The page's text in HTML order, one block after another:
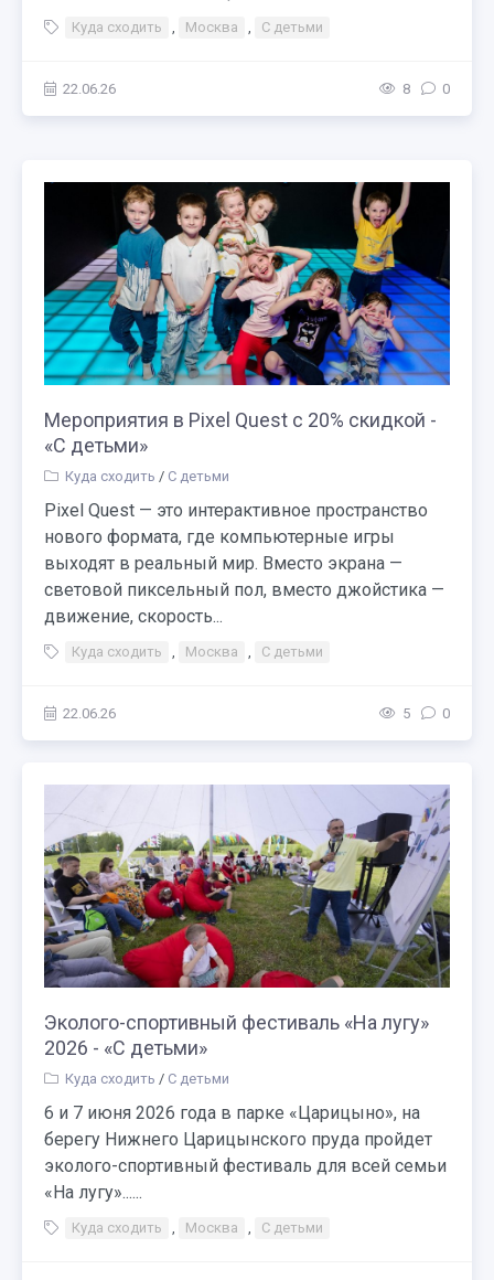
Куда сходить , Москва , С детьми
22.06.26 8 0
Мероприятия в Pixel Quest с 20% скидкой -
«С детьми»
Куда сходить / С детьми
Pixel Quest — это интерактивное пространство
нового формата, где компьютерные игры
выходят в реальный мир. Вместо экрана —
световой пиксельный пол, вместо джойстика —
движение, скорость...
Куда сходить , Москва , С детьми
22.06.26 5 0
Эколого-спортивный фестиваль «На лугу»
2026 - «С детьми»
Куда сходить / С детьми
6 и 7 июня 2026 года в парке «Царицыно», на
берегу Нижнего Царицынского пруда пройдет
эколого-спортивный фестиваль для всей семьи
«На лугу»......
Куда сходить , Москва , С детьми